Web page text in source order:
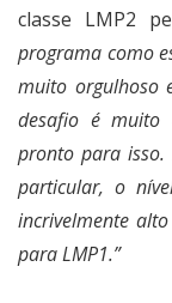
classe LMP2
programa como
muito orgulhoso
desafio é muito
pronto para
particular, o
incrivelmente
para LMP1.”